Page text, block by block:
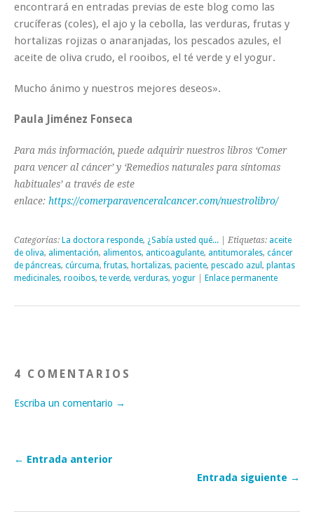
encontrará en entradas previas de este blog como las
crucíferas (coles), el ajo y la cebolla, las verduras, frutas y
hortalizas rojizas o anaranjadas, los pescados azules, el
aceite de oliva crudo, el rooibos, el té verde y el yogur.
Mucho ánimo y nuestros mejores deseos».
Paula Jiménez Fonseca
Para más información, puede adquirir nuestros libros ‘Comer
para vencer al cáncer’ y ‘Remedios naturales para síntomas
habituales’ a través de este
enlace: https://comerparavenceralcancer.com/nuestrolibro/
Categorías: La doctora responde, ¿Sabía usted qué... | Etiquetas: aceite
de oliva, alimentación, alimentos, anticoagulante, antitumorales, cáncer
de páncreas, cúrcuma,frutas, hortalizas, paciente, pescado azul , plantas
medicinales, rooibos, te verde, verduras, yogur Enlace permanente
4 COMENTARIOS
Escriba un comentario →
← Entrada anterior
Entrada siguiente →